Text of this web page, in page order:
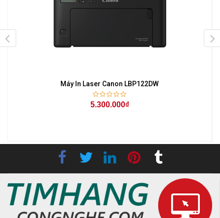
Máy In Laser Canon LBP122DW
5.300.000₫